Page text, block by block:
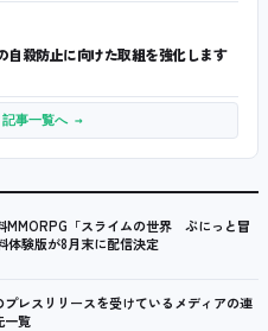
自殺防止に向けた取組を強化します
事一覧へ →
MMORPG「スライムの世界 ぷにっと冒
体験版が8月末に配信決定
レスリリースを受けているメディアの連
一覧